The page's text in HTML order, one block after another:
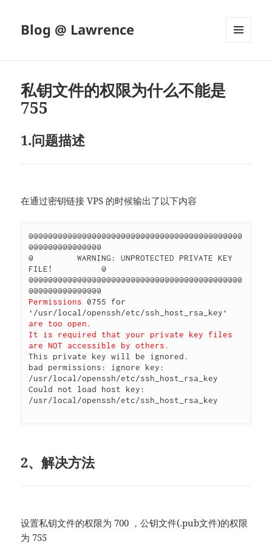
Blog @ Lawrence
私钥文件的权限为什么不能是
755
1.问题描述
在通过密钥链接 VPS 的时候输出了以下内容
@@@@@@@@@@@@@@@@@@@@@@@@@@@@@@@@@@@@@@@@@@@@
@@@@@@@@@@@@@@@
@         WARNING: UNPROTECTED PRIVATE KEY
FILE!          @
@@@@@@@@@@@@@@@@@@@@@@@@@@@@@@@@@@@@@@@@@@@@
Permissions 0755 for
are too open
It is required that your private key files
are NOT accessible by others.
This private key will be ignored.
bad permissions: ignore key:
/usr/local/openssh/etc/ssh_host_rsa_key
Could not load host key:
/usr/local/openssh/etc/ssh_host_rsa_key
2、解决方法
设置私钥文件的权限为 700 ，公钥文件(.pub文件)的权限
为 755